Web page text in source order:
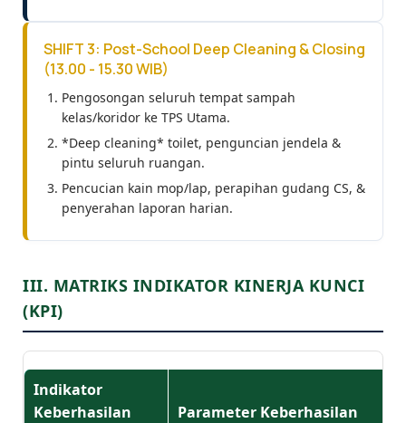
SHIFT 3: Post-School Deep Cleaning & Closing
(13.00 - 15.30 WIB)
Pengosongan seluruh tempat sampah
kelas/koridor ke TPS Utama.
*Deep cleaning* toilet, penguncian jendela &
pintu seluruh ruangan.
Pencucian kain mop/lap, perapihan gudang CS, &
penyerahan laporan harian.
III. MATRIKS INDIKATOR KINERJA KUNCI
(KPI)
Indikator
Keberhasilan
Parameter Keberhasilan